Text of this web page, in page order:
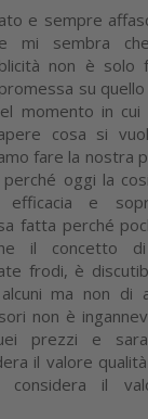
e sempre
mi sembra
non è solo
su
momento in
cosa si
fare la nostra
oggi la
efficacia e
fatta perché
il concetto
frodi, è
ma non di
non è
prezzi e
il valore
considera il